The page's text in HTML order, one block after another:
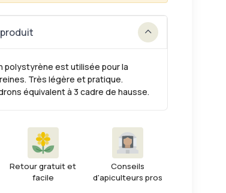
polystyrène est utilisée pour la
Très légère et pratique.
équivalent à 3 cadre de hausse.
Retour gratuit et
facile
Conseils
d'apiculteurs pros